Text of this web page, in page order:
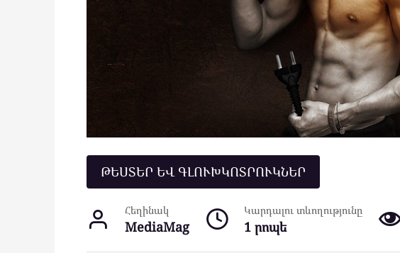
ԹԵՍՏԵՐ ԵՎ ԳԼՈՒԽԿՈՏՐՈՒԿՆԵՐ
Հեղինակ
MediaMag
Կարդալու տևողությունը
1 րոպե